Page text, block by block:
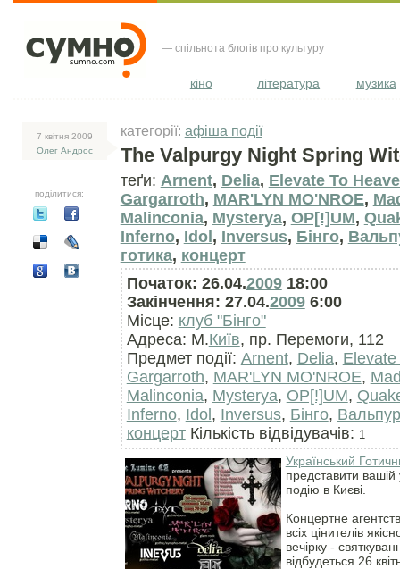
— спільнота блогів про культуру
кіно література музика
7 квiтня 2009
Олег Андрос
поділитися:
категорії: афіша події
The Valpurgy Night Spring
теґи: Arnent, Delіa, Elevate To
Gargarroth, MAR'LYN MO'NROE,
Malіnconіa, Mysterya, OP[!]UM,
Inferno, Іdol , Іnversus, Бінго,
готика, концерт
Початок: 26.04.200918:00
Закінчення: 27.04.20096:00
Місце: клуб "Бінго"
Адреса: М.Київ, пр. Перемоги, 112
Предмет події: Arnent, Delіa,
Gargarroth, MAR'LYN MO'NROE,
Malіnconіa, Mysterya, OP[!]UM,
Inferno, Іdol , Іnversus, Бінго,
концертКількість відвідувачів: 1
Український
представити вашій
подію в Києві.
Концертне
всіх цінителів
вечірку -
відбудеться 26